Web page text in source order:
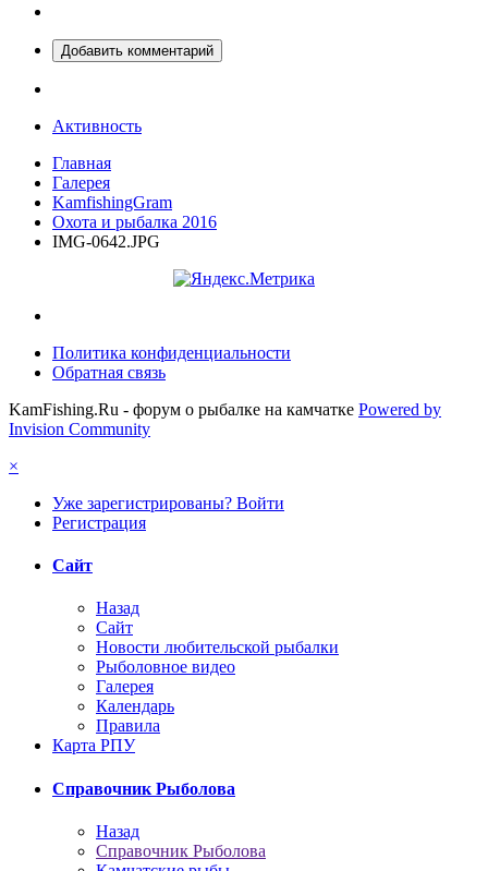
Добавить комментарий
Активность
Главная
Галерея
KamfishingGram
Охота и рыбалка 2016
IMG-0642.JPG
Политика конфиденциальности
Обратная связь
KamFishing.Ru - форум о рыбалке на камчатке Powered by
Invision Community
×
Уже зарегистрированы? Войти
Регистрация
Сайт
Назад
Сайт
Новости любительской рыбалки
Рыболовное видео
Галерея
Календарь
Правила
Карта РПУ
Справочник Рыболова
Назад
Справочник Рыболова